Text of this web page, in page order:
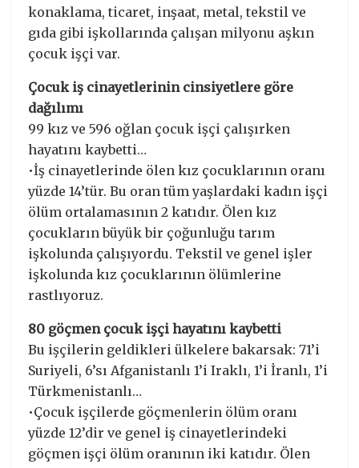
konaklama, ticaret, inşaat, metal, tekstil ve
gıda gibi işkollarında çalışan milyonu aşkın
çocuk işçi var.
Çocuk iş cinayetlerinin cinsiyetlere göre
dağılımı
99 kız ve 596 oğlan çocuk işçi çalışırken
hayatını kaybetti…
•İş cinayetlerinde ölen kız çocuklarının oranı
yüzde 14’tür. Bu oran tüm yaşlardaki kadın işçi
ölüm ortalamasının 2 katıdır. Ölen kız
çocukların büyük bir çoğunluğu tarım
işkolunda çalışıyordu. Tekstil ve genel işler
işkolunda kız çocuklarının ölümlerine
rastlıyoruz.
80 göçmen çocuk işçi hayatını kaybetti
Bu işçilerin geldikleri ülkelere bakarsak: 71’i
Suriyeli, 6’sı Afganistanlı 1’i Iraklı, 1’i İranlı, 1’i
Türkmenistanlı…
•Çocuk işçilerde göçmenlerin ölüm oranı
yüzde 12’dir ve genel iş cinayetlerindeki
göçmen işçi ölüm oranının iki katıdır. Ölen